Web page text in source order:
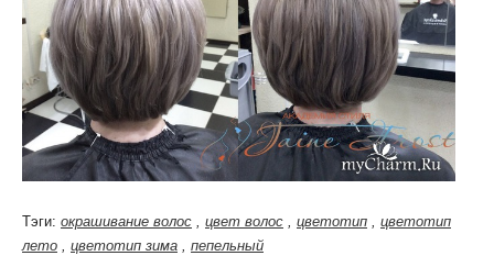
Тэги: окрашивание волос , цвет волос , цветотип , цветотип
лето , цветотип зима , пепельный